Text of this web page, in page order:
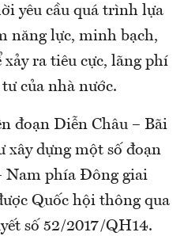
yêu cầu quá trình lựa
năng lực, minh bạch,
ra tiêu cực, lãng phí
của nhà nước.
đoạn Diễn Châu – Bãi
xây dựng một số đoạn
Nam phía Đông giai
Quốc hội thông qua
số 52/2017/QH14.